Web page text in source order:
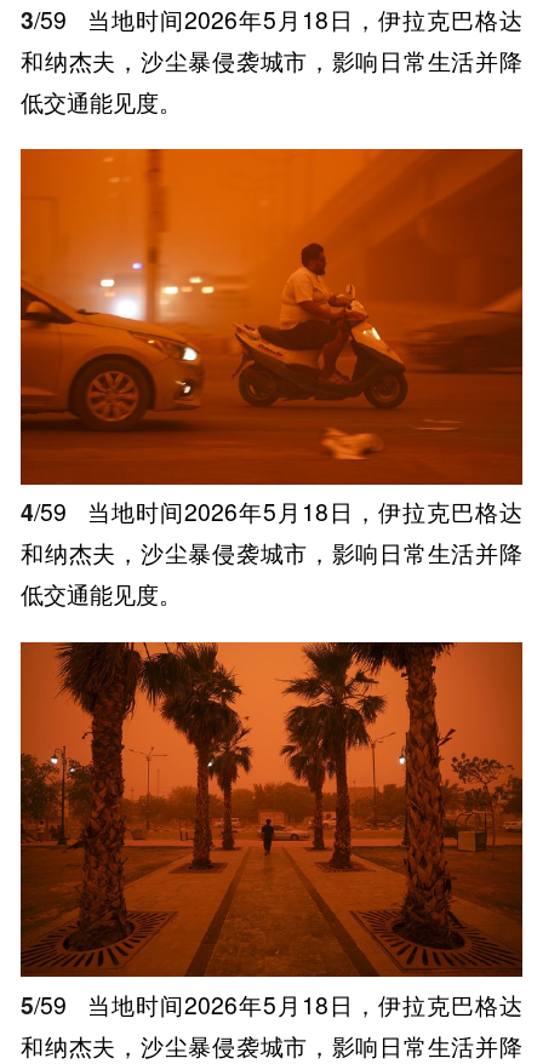
3/59
当地时间2026年5月18日，伊拉克巴格达
和纳杰夫，沙尘暴侵袭城市，影响日常生活并降
低交通能见度。
4/59
当地时间2026年5月18日，伊拉克巴格达
和纳杰夫，沙尘暴侵袭城市，影响日常生活并降
低交通能见度。
5/59
当地时间2026年5月18日，伊拉克巴格达
和纳杰夫，沙尘暴侵袭城市，影响日常生活并降